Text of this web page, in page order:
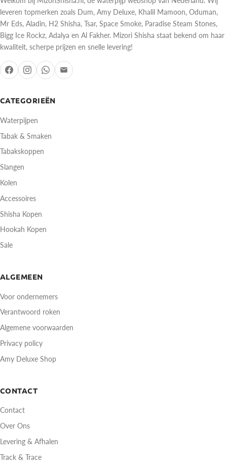
CATEGORIEËN
Waterpijpen
Tabak & Smaken
Tabakskoppen
Slangen
Kolen
Accessoires
Shisha Kopen
Hookah Kopen
Sale
ALGEMEEN
Voor ondernemers
Verantwoord roken
Algemene voorwaarden
Privacy policy
Amy Deluxe Shop
CONTACT
Contact
Over Ons
Levering & Afhalen
Track & Trace
leveren topmerken zoals Dum, Amy Deluxe, Khalil Mamoon, Oduman,
Mr Eds, Aladin, H2 Shisha, Tsar, Space Smoke, Paradise Steam Stones,
Bigg Ice Rockz, Adalya en Al Fakher. Mizori Shisha staat bekend om haar
kwaliteit, scherpe prijzen en snelle levering!